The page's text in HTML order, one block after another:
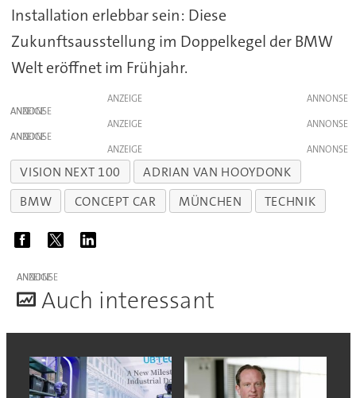
Installation erlebbar sein: Diese
Zukunftsausstellung im Doppelkegel der BMW
Welt eröffnet im Frühjahr.
ANZEIGE
ANZEIGE
ANZEIGE
ANZEIGE
ANZEIGE
VISION NEXT 100
ADRIAN VAN HOOYDONK
BMW
CONCEPT CAR MÜNCHEN TECHNIK
ANZEIGE
Auch interessant